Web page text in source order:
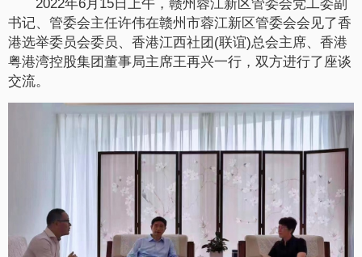
2022年6月15日上午，赣州蓉江新区管委会党工委副
书记、管委会主任许伟在赣州市蓉江新区管委会会见了香
港选举委员会委员、香港江西社团(联谊)总会主席、香港
粤港湾控股集团董事局主席王再兴一行，双方进行了座谈
交流。